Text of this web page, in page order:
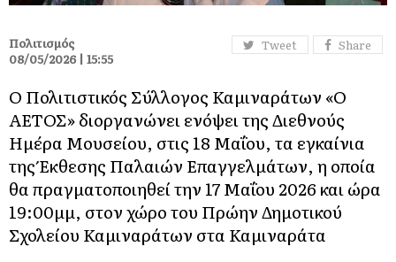
Tweet Share
Πολιτισμός
08/05/2026 | 15:55
Ο Πολιτιστικός Σύλλογος Καμιναράτων «Ο
ΑΕΤΟΣ» διοργανώνει ενόψει της Διεθνούς
Ημέρα Μουσείου, στις 18 Μαΐου, τα εγκαίνια
της Έκθεσης Παλαιών Επαγγελμάτων, η οποία
θα πραγματοποιηθεί την 17 Μαΐου 2026 και ώρα
19:00μμ, στον χώρο του Πρώην Δημοτικού
Σχολείου Καμιναράτων στα Καμιναράτα